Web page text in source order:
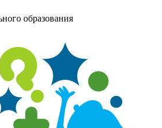
образования